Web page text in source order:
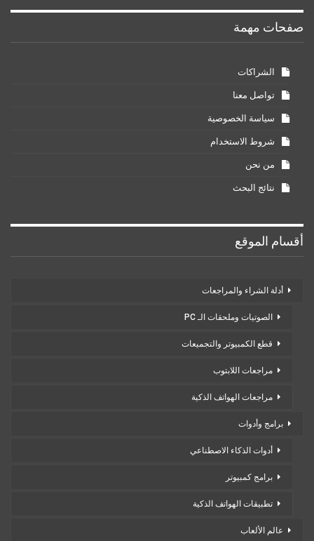
صفحات مهمة
الشراكات
تواصل معنا
سياسة الخصوصية
شروط الاستخدام
من نحن
نتائج البحث
أقسام الموقع
أدلة الشراء والمراجعات
الصوتيات وملحقات الـ PC
قطع الكمبيوتر والتجميعات
مراجعات اللابتوب
مراجعات الهواتف الذكية
برامج وأدوات
أدوات الذكاء الاصطناعي
برامج كمبيوتر
تطبيقات الهواتف الذكية
عالم الألعاب